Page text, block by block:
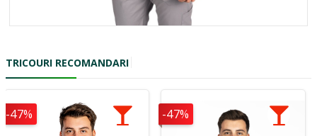
TRICOURI RECOMANDARI
-47% -47%